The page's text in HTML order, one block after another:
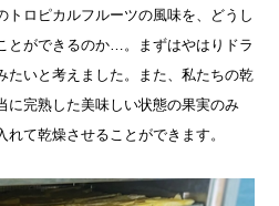
トロピカルフルーツの風味を、どうし
とができるのか…。まずはやはりドラ
たいと考えました。また、私たちの乾
に完熟した美味しい状態の果実のみ
て乾燥させることができます。